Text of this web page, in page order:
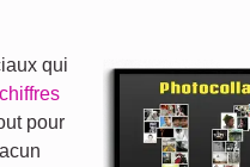
qui
pour